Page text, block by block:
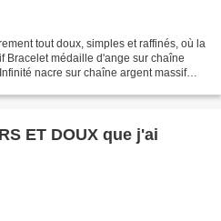
tout doux, simples et raffinés, où la
Bracelet médaille d'ange sur chaîne
nacre sur chaîne argent massif
ET DOUX que j'ai